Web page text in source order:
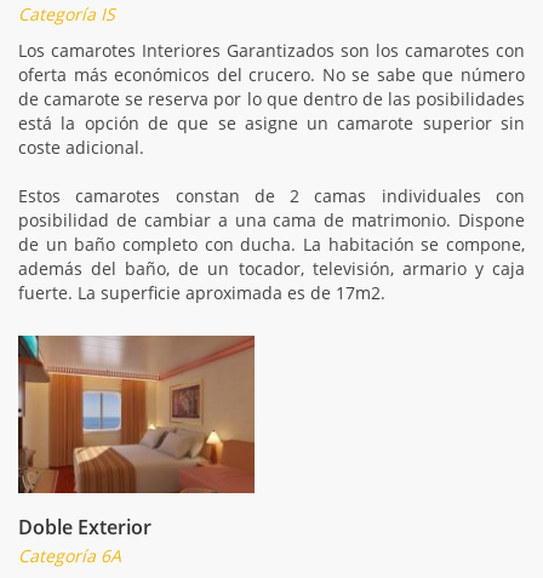
Categoría IS
Los camarotes Interiores Garantizados son los camarotes con
oferta más económicos del crucero. No se sabe que número
de camarote se reserva por lo que dentro de las posibilidades
está la opción de que se asigne un camarote superior sin
coste adicional.
Estos camarotes constan de 2 camas individuales con
posibilidad de cambiar a una cama de matrimonio. Dispone
de un baño completo con ducha. La habitación se compone,
además del baño, de un tocador, televisión, armario y caja
fuerte. La superficie aproximada es de 17m2.
Doble Exterior
Categoría 6A